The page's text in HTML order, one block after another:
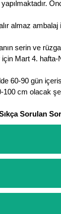
almaz
serin ve
Mart 4.
60-90 gün
100 cm olacak
Sorulan
verdikten